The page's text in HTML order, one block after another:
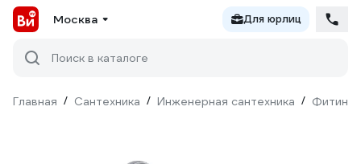
Москва Для юрлиц
Поиск в каталоге
Главная / Сантехника / Инженерная сантехника / Фитинги